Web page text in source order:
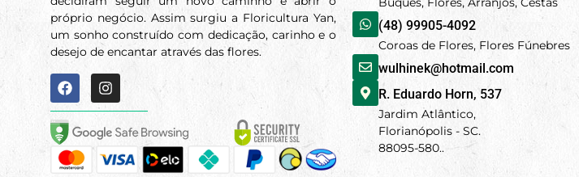
próprio negócio. Assim surgiu a Floricultura Yan,
um sonho construído com dedicação, carinho e o
desejo de encantar através das flores.
(48) 99905-4092
Coroas de Flores, Flores Fúnebres
wulhinek@hotmail.com
R. Eduardo Horn, 537
Jardim Atlântico,
Florianópolis - SC.
88095-580..